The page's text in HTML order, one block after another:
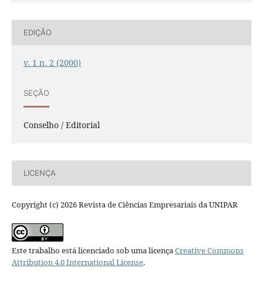
EDIÇÃO
v. 1 n. 2 (2000)
SEÇÃO
Conselho / Editorial
LICENÇA
Copyright (c) 2026 Revista de Ciências Empresariais da UNIPAR
Este trabalho está licenciado sob uma licençaCreative Commons
Attribution 4.0 International License.